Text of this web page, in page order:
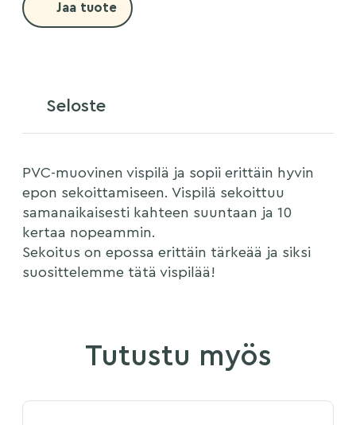
Jaa tuote
Seloste
PVC-muovinen vispilä ja sopii erittäin hyvin
epon sekoittamiseen. Vispilä sekoittuu
samanaikaisesti kahteen suuntaan ja 10
kertaa nopeammin.
Sekoitus on epossa erittäin tärkeää ja siksi
suosittelemme tätä vispilää!
Tutustu myös